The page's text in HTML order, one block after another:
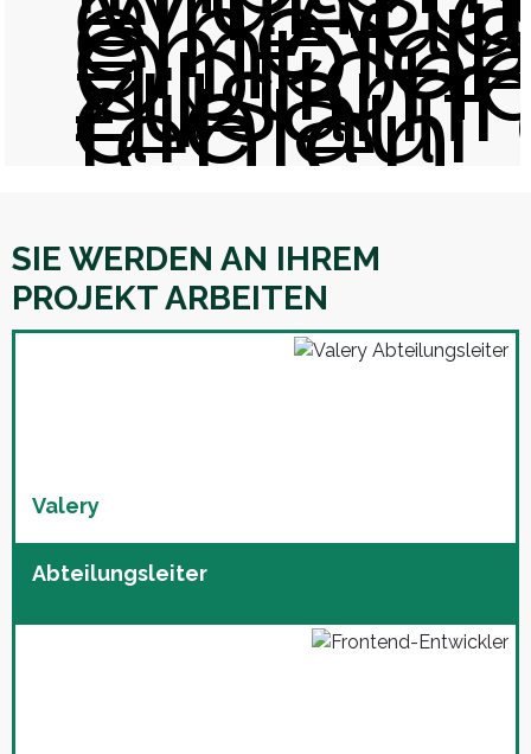
eine
die auf
fehlen.
SIE WERDEN AN IHREM
PROJEKT ARBEITEN
Valery
Abteilungsleiter